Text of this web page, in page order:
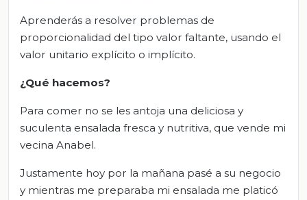
Aprenderás a resolver problemas de
proporcionalidad del tipo valor faltante, usando el
valor unitario explícito o implícito.
¿Qué hacemos?
Para comer no se les antoja una deliciosa y
suculenta ensalada fresca y nutritiva, que vende mi
vecina Anabel.
Justamente hoy por la mañana pasé a su negocio
y mientras me preparaba mi ensalada me platicó